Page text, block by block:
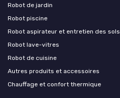
Robot de jardin
Robot piscine
Robot aspirateur et entretien des sols
Robot lave-vitres
Robot de cuisine
Autres produits et accessoires
Chauffage et confort thermique